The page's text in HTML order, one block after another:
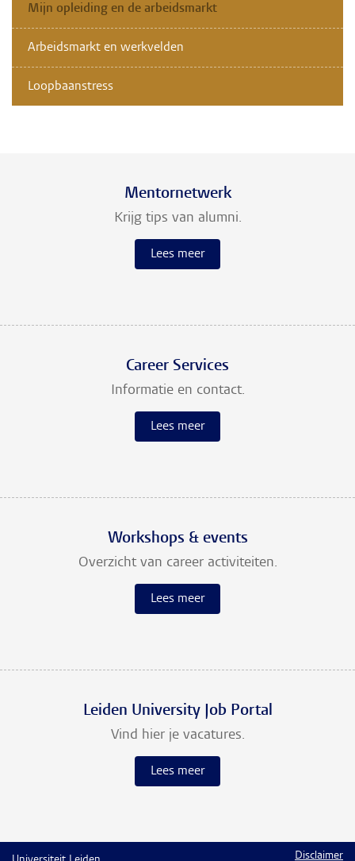
Mijn opleiding en de arbeidsmarkt
Arbeidsmarkt en werkvelden
Loopbaanstress
Mentornetwerk
Krijg tips van alumni.
Lees meer
Career Services
Informatie en contact.
Lees meer
Workshops & events
Overzicht van career activiteiten.
Lees meer
Leiden University Job Portal
Vind hier je vacatures.
Lees meer
Disclaimer